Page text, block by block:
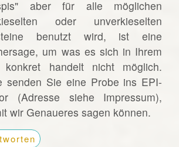
aber für alle möglichen
oder unverkieselten
benutzt wird, ist eine
um was es sich in Ihrem
konkret handelt nicht möglich.
senden Sie eine Probe ins EPI-
(Adresse siehe Impressum),
wir Genaueres sagen können.